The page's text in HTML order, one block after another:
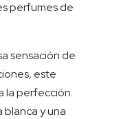
sensación de
este
la perfección.
blanca y una